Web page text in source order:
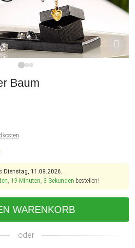
Baum
Dienstag, 11.08.2026.
19 Minuten, 3 Sekunden bestellen!
WARENKORB
oder